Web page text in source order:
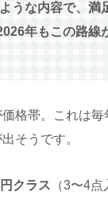
うな内容で、満
年もこの路線
格帯。これは
そうです。
クラス （3〜4